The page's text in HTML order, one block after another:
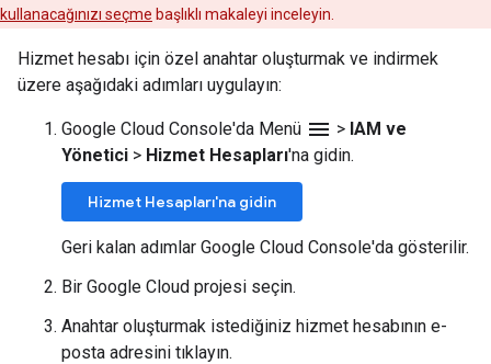
kullanacağınızı seçme başlıklı makaleyi inceleyin.
Hizmet hesabı için özel anahtar oluşturmak ve indirmek
üzere aşağıdaki adımları uygulayın:
Google Cloud Console'da Menü menu > IAM ve
Yönetici > Hizmet Hesapları'na gidin.
Hizmet Hesapları'na gidin
Geri kalan adımlar Google Cloud Console'da gösterilir.
Bir Google Cloud projesi seçin.
Anahtar oluşturmak istediğiniz hizmet hesabının e-
posta adresini tıklayın.